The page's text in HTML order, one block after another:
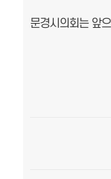
문경시의회는 앞